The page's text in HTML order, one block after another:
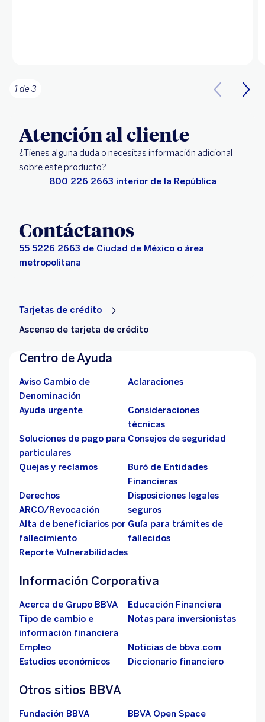
1 de 3
Atención al cliente
¿Tienes alguna duda o necesitas información adicional
sobre este producto?
800 226 2663 interior de la República
Contáctanos
55 5226 2663 de Ciudad de México o área
metropolitana
Tarjetas de crédito
Ascenso de tarjeta de crédito
Centro de Ayuda
Aviso Cambio de
Denominación
Aclaraciones
Ayuda urgente
Consideraciones
técnicas
Soluciones de pago para
particulares
Consejos de seguridad
Quejas y reclamos
Buró de Entidades
Financieras
Derechos
ARCO/Revocación
Disposiciones legales
seguros
Alta de beneficiarios por
fallecimiento
Guía para trámites de
fallecidos
Reporte Vulnerabilidades
Información Corporativa
Acerca de Grupo BBVA
Educación Financiera
Tipo de cambio e
información financiera
Notas para inversionistas
Empleo
Noticias de bbva.com
Estudios económicos
Diccionario financiero
Otros sitios BBVA
Fundación BBVA
BBVA Open Space